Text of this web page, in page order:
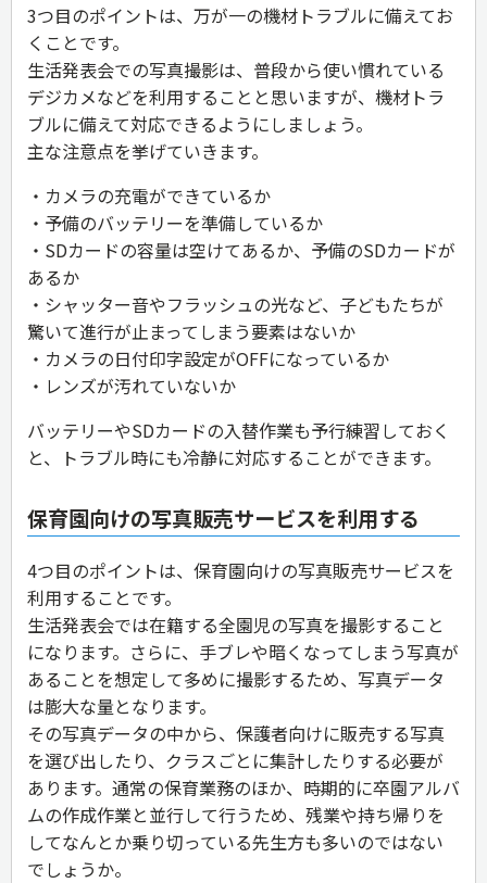
3つ目のポイントは、万が一の機材トラブルに備えてお
くことです。
生活発表会での写真撮影は、普段から使い慣れている
デジカメなどを利用することと思いますが、機材トラ
ブルに備えて対応できるようにしましょう。
主な注意点を挙げていきます。
・カメラの充電ができているか
・予備のバッテリーを準備しているか
・SDカードの容量は空けてあるか、予備のSDカードが
あるか
・シャッター音やフラッシュの光など、子どもたちが
驚いて進行が止まってしまう要素はないか
・カメラの日付印字設定がOFFになっているか
・レンズが汚れていないか
バッテリーやSDカードの入替作業も予行練習しておく
と、トラブル時にも冷静に対応することができます。
保育園向けの写真販売サービスを利用する
4つ目のポイントは、保育園向けの写真販売サービスを
利用することです。
生活発表会では在籍する全園児の写真を撮影すること
になります。さらに、手ブレや暗くなってしまう写真が
あることを想定して多めに撮影するため、写真データ
は膨大な量となります。
その写真データの中から、保護者向けに販売する写真
を選び出したり、クラスごとに集計したりする必要が
あります。通常の保育業務のほか、時期的に卒園アルバ
ムの作成作業と並行して行うため、残業や持ち帰りを
してなんとか乗り切っている先生方も多いのではない
でしょうか。